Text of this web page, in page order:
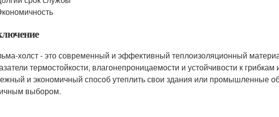
холст - это современный и эффективный теплоизоляционный
термостойкости, влагонепроницаемости и устойчивости к
и экономичный способ утеплить свои здания или промышленные
выбором.